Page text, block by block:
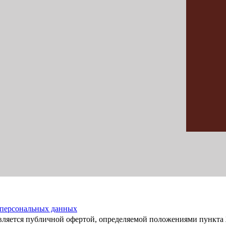
данных
публичной офертой, определяемой положениями пункта